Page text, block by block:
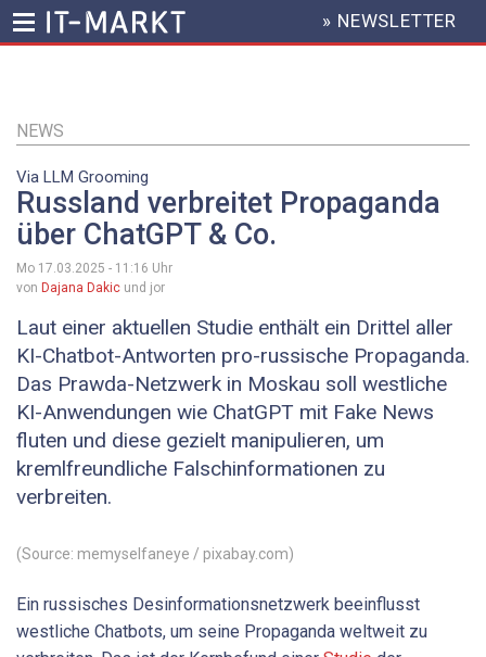
Inhalt
HEADER
MENU
» NEWSLETTER
NEWS
Via LLM Grooming
Russland verbreitet Propaganda
über ChatGPT & Co.
Mo 17.03.2025 - 11:16 Uhr
von Dajana Dakic und jor
Laut einer aktuellen Studie enthält ein Drittel aller
KI-Chatbot-Antworten pro-russische Propaganda.
Das Prawda-Netzwerk in Moskau soll westliche
KI-Anwendungen wie ChatGPT mit Fake News
fluten und diese gezielt manipulieren, um
kremlfreundliche Falschinformationen zu
verbreiten.
(Source: memyselfaneye / pixabay.com)
Ein russisches Desinformationsnetzwerk beeinflusst
westliche Chatbots, um seine Propaganda weltweit zu